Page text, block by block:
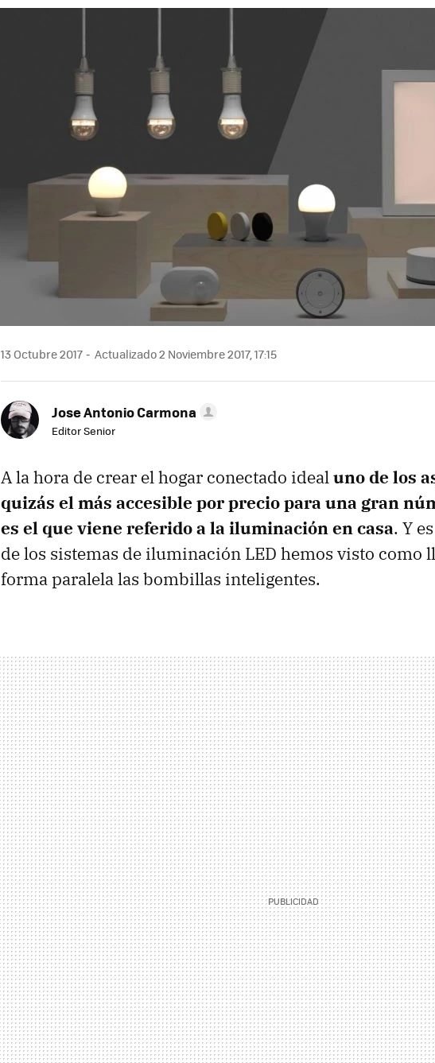
13 Octubre 2017 Actualizado 2 Noviembre 2017, 17:15
Jose Antonio Carmona
Editor Senior
A la hora de crear el hogar conectado idealuno de los
quizás el más accesible por precio para una gran
es el que viene referido a la iluminación en casa. Y
de los sistemas de iluminación LED hemos visto como
forma paralela las bombillas inteligentes.